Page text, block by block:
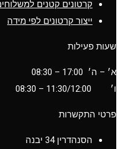
קרטונים קטנים למשלוחים
ייצור קרטונים לפי מידה
שעות פעילות
א׳ – ה׳ 17:00 – 08:30
ו׳
11:30/12:00
– 08:30
פרטי התקשרות
הסנהדרין 34 יבנה